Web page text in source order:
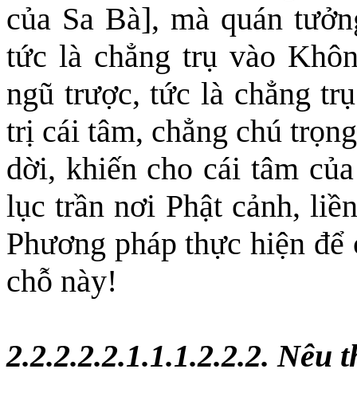
của Sa Bà], mà quán
tức là chẳng trụ vào
ngũ trược, tức là chẳng
trị cái tâm, chẳng chú
dời, khiến cho cái tâm
lục trần nơi Phật cảnh,
Phương pháp thực hiện
chỗ này!
2.2.2.2.2.1.1.1.2.2.2. Nêu